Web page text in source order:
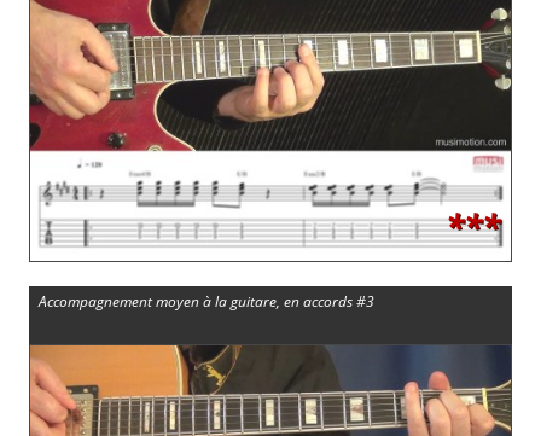
***
Accompagnement moyen à la guitare, en accords #3